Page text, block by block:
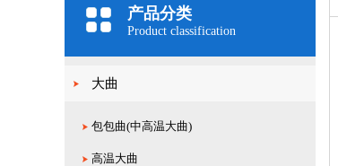
产品分类
Product classification
大曲
包包曲(中高温大曲)
高温大曲